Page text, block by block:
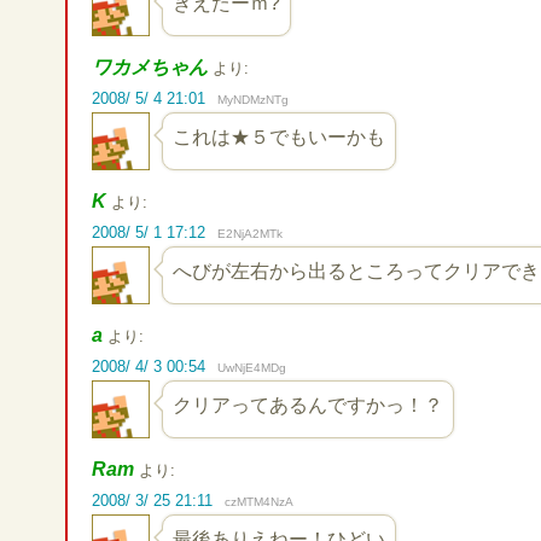
ワカメちゃん より:
2008/ 5/ 4 21:01
MyNDMzNTg
これは★５でもいーかも
K より:
2008/ 5/ 1 17:12
E2NjA2MTk
へびが左右から出るところってクリアで
a より:
2008/ 4/ 3 00:54
UwNjE4MDg
クリアってあるんですかっ！？
Ram より:
2008/ 3/ 25 21:11
czMTM4NzA